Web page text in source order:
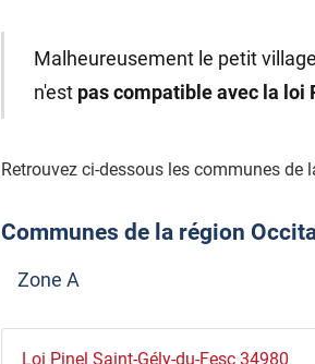
Malheureusement le petit
n'est pas compatible avec la loi
Retrouvez ci-dessous les communes
Communes de la région
Zone A
Loi Pinel Saint-Gély-du-Fesc 34980